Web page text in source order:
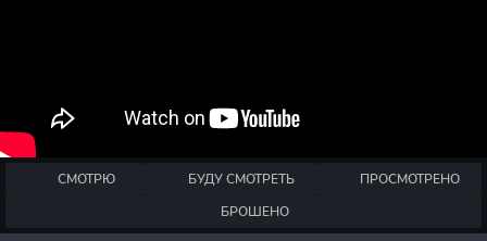
СМОТРЮ БУДУ СМОТРЕТЬ
ПРОСМОТРЕНО
БРОШЕНО